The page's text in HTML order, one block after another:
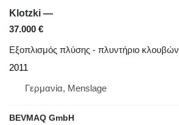
Klotzki —
37.000 €
Εξοπλισμός πλύσης - πλυντήριο κλουβών
2011
Γερμανία, Menslage
BEVMAQ GmbH